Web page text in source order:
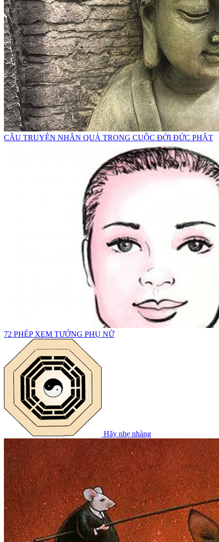
CÂU TRUYỆN NHÂN QUẢ TRONG CUỘC ĐỜI ĐỨC PHẬT
72 PHÉP XEM TƯỚNG PHỤ NỮ
Hãy nhẹ nhàng